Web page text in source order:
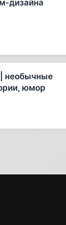
дизайна
необычные
юмор